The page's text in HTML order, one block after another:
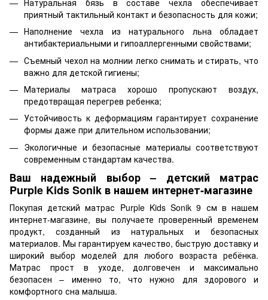
приятный тактильный контакт и безопасность для кожи;
Наполнение чехла из натурального льна обладает
антибактериальными и гипоаллергенными свойствами;
Съемный чехол на молнии легко снимать и стирать, что
важно для детской гигиены;
Материалы матраса хорошо пропускают воздух,
предотвращая перегрев ребенка;
Устойчивость к деформациям гарантирует сохранение
формы даже при длительном использовании;
Экологичные и безопасные материалы соответствуют
современным стандартам качества.
Ваш надежный выбор – детский матрас
Purple Kids Sonik в нашем интернет-магазине
Покупая детский матрас Purple Kids Sonik 9 см в нашем
интернет-магазине, вы получаете проверенный временем
продукт, созданный из натуральных и безопасных
материалов. Мы гарантируем качество, быструю доставку и
широкий выбор моделей для любого возраста ребёнка.
Матрас прост в уходе, долговечен и максимально
безопасен – именно то, что нужно для здорового и
комфортного сна малыша.